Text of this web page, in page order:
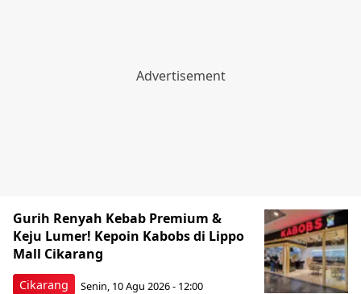
Cikarang
Gurih Renyah Kebab Premium &
Keju Lumer! Kepoin Kabobs di Lippo
Mall Cikarang
Senin, 10 Agu 2026 - 12:00